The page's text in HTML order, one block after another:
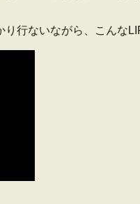
行ないながら、こんな